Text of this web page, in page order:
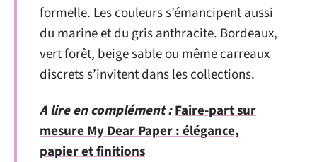
formelle. Les couleurs s’émancipent aussi
du marine et du gris anthracite. Bordeaux,
vert forêt, beige sable ou même carreaux
discrets s’invitent dans les collections.
A lire en complément :Faire-part sur
mesure My Dear Paper : élégance,
papier et finitions